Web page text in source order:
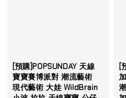
[預購]POPSUNDAY 天線
寶寶賽博派對 潮流藝術
現代藝術 大娃 WildBrain
[